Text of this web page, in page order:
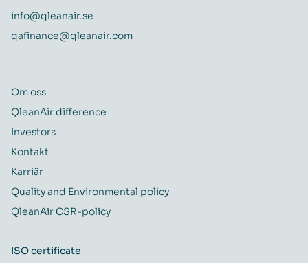
info@qleanair.se
qafinance@qleanair.com
Om oss
QleanAir difference
Investors
Kontakt
Karriär
Quality and Environmental policy
QleanAir CSR-policy
ISO certificate